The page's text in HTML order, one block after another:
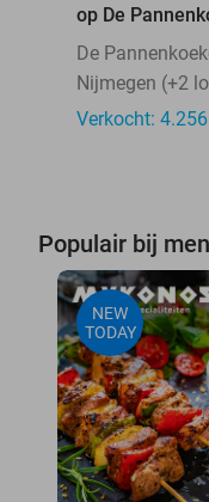
op De
De
Nijmegen (+2
Verkocht: 4.256
Populair bij
NEW
TODAY